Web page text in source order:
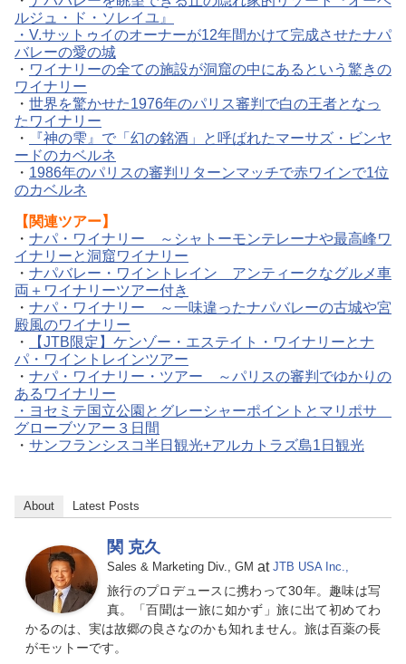
ルジュ・ド・ソレイユ』
・V.サットゥイのオーナーが12年間かけて完成させたナパ
バレーの愛の城
・ ワイナリーの全ての施設が洞窟の中にあるという驚きの
ワイナリー
・ 世界を驚かせた1976年のパリス審判で白の王者となっ
たワイナリー
・
『神の雫』で「幻の銘酒」と呼ばれたマーサズ・ビンヤ
ードのカベルネ
・ 1986年のパリスの審判リターンマッチで赤ワインで1位
のカベルネ
【関連ツアー】
・ ナパ・ワイナリー ～シャトーモンテレーナや最高峰ワ
イナリーと洞窟ワイナリー
・ ナパバレー・ワイントレイン アンティークなグルメ車
両＋ワイナリーツアー付き
・ ナパ・ワイナリー ～一味違ったナパバレーの古城や宮
殿風のワイナリー
・
【JTB限定】ケンゾー・エステイト・ワイナリーとナ
パ・ワイントレインツアー
・ ナパ・ワイナリー・ツアー ～パリスの審判でゆかりの
あるワイナリー
・ヨセミテ国立公園とグレーシャーポイントとマリポサ
グローブツアー３日間
・ サンフランシスコ半日観光+アルカトラズ島1日観光
About Latest Posts
関 克久
Sales & Marketing Div., GM at JTB USA Inc.,
旅行のプロデュースに携わって30年。趣味は写
真。「百聞は一旅に如かず」旅に出て初めてわ
かるのは、実は故郷の良さなのかも知れません。旅は百薬の長
がモットーです。